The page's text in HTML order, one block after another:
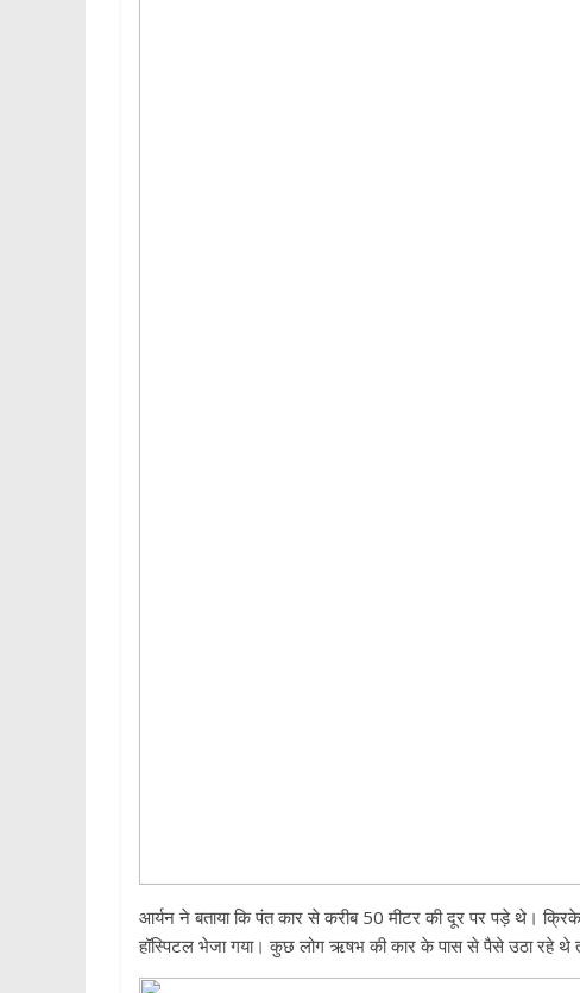
आर्यन ने बताया कि पंत कार से करीब 50 मीटर की दूर पर पड़े थे।
हॉस्पिटल भेजा गया। कुछ लोग ऋषभ की कार के पास से पैसे उठा रहे